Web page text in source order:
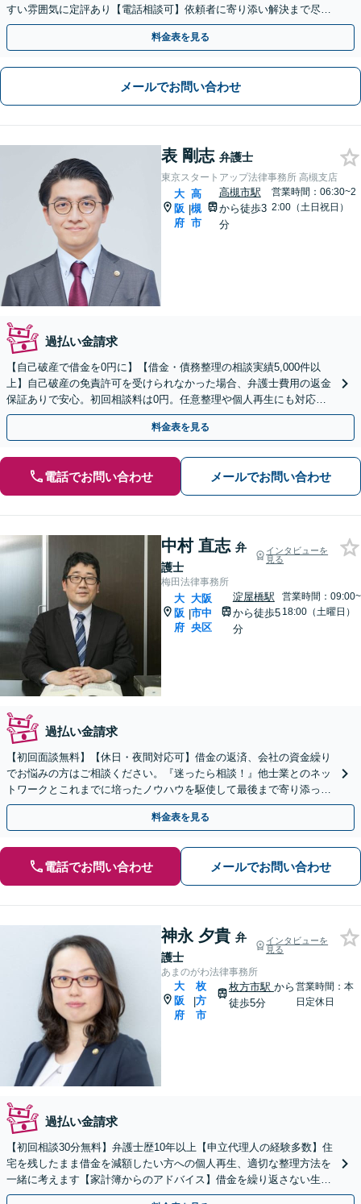
すい雰囲気に定評あり【電話相談可】依頼者に寄り添い解決まで尽
力。まずは勇気を出してご相談ください！分割払い対応可
料金表を見る
メールでお問い合わせ
表 剛志 弁護士
東京スタートアップ法律事務所 高槻支店
大
阪
府
|
高
槻
市
高槻市駅
から徒歩3
分
営業時間：06:30~2
2:00（土日祝日）
過払い金請求
【自己破産で借金を0円に】【借金・債務整理の相談実績5,000件以
上】自己破産の免責許可を受けられなかった場合、弁護士費用の返金
保証ありで安心。初回相談料は0円。任意整理や個人再生にも対応
【土日祝日・夜間も相談受付】【費用の分割払い可】
料金表を見る
電話でお問い合わせ メールでお問い合わせ
中村 直志 弁
護士
インタビューを
見る
梅田法律事務所
大
阪
府
|
大阪
市中
央区
淀屋橋駅
から徒歩5
分
営業時間：09:00~
18:00（土曜日）
過払い金請求
【初回面談無料】【休日・夜間対応可】借金の返済、会社の資金繰り
でお悩みの方はご相談ください。『迷ったら相談！』他士業とのネッ
トワークとこれまでに培ったノウハウを駆使して最後まで寄り添って
サポートします。コロナ禍によるご相談もお受けします。
料金表を見る
電話でお問い合わせ メールでお問い合わせ
神永 夕貴 弁
護士
インタビューを
見る
あまのがわ法律事務所
大
阪
府
|
枚
方
市
枚方市駅 から
徒歩5分
営業時間：本
日定休日
過払い金請求
【初回相談30分無料】弁護士歴10年以上【申立代理人の経験多数】住
宅を残したまま借金を減額したい方への個人再生、適切な整理方法を
一緒に考えます【家計簿からのアドバイス】借金を繰り返さない生活
再建を目指しましょう【枚方市駅5分】